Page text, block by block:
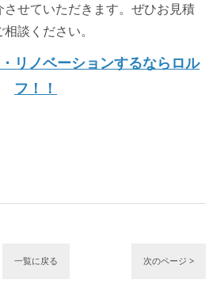
せていただきます。ぜひお見積
談ください。
リノベーションするならロル
フ！！
一覧に戻る 次のページ >